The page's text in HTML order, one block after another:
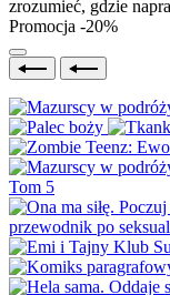
zrozumieć, gdzie
Promocja -20%